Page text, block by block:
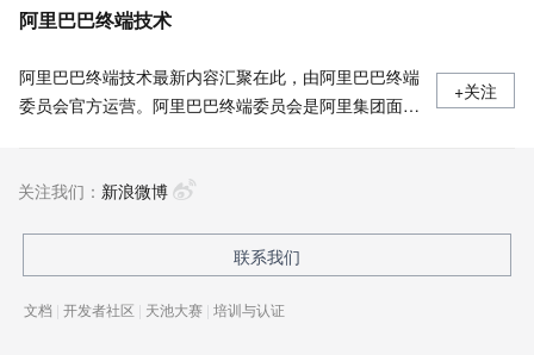
阿里巴巴终端技术
阿里巴巴终端技术最新内容汇聚在此，由阿里巴巴终端
委员会官方运营。阿里巴巴终端委员会是阿里集团面向
策略和目标并落地执行，推动终端技术发展，帮助工程
巴终端域的官方公众号：阿里巴巴终端技术，欢迎关
注。
+关注
关注我们： 新浪微博
联系我们
文档 | 开发者社区 | 天池大赛 | 培训与认证